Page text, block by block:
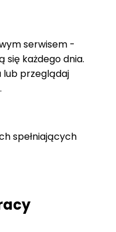
serwisem -
każdego dnia.
lub przeglądaj
spełniających